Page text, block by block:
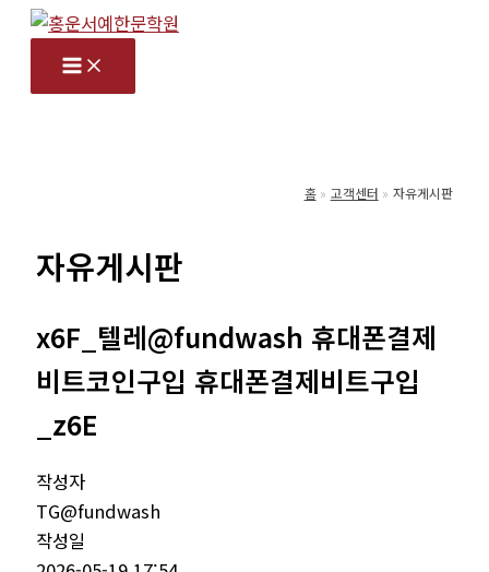
홈 고객센터 자유게시판
자유게시판
x6F_텔레@fundwash 휴대폰결제
비트코인구입 휴대폰결제비트구입
_z6E
작성자
TG@fundwash
작성일